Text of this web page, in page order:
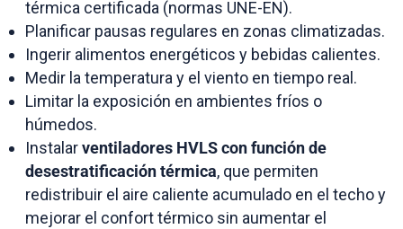
térmica certificada (normas UNE-EN).
Planificar pausas regulares en zonas climatizadas.
Ingerir alimentos energéticos y bebidas calientes.
Medir la temperatura y el viento en tiempo real.
Limitar la exposición en ambientes fríos o
húmedos.
Instalarventiladores HVLS con función de
desestratificación térmica, que permiten
redistribuir el aire caliente acumulado en el techo y
mejorar el confort térmico sin aumentar el